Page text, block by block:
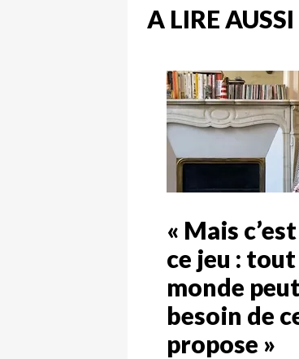
A LIRE AUSSI
« Mais
ce jeu :
monde
besoin de
propose »